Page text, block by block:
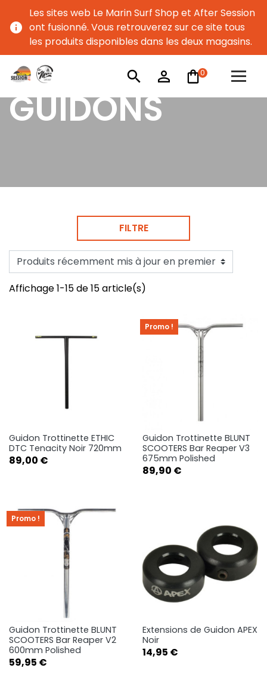
info
Les sites web Le Marin Surf Shop et After Session
ont fusionné. Vous retrouverez sur ce site tous
les produits disponibles dans les deux magasins.
search person_outline 0
GUIDONS
FILTRE
Affichage 1-15 de 15 article(s)
Guidon Trottinette ETHIC
DTC Tenacity Noir 720mm
Prix
89,00 €
Guidon Trottinette BLUNT
SCOOTERS Bar Reaper V3
675mm Polished
Prix
89,90 €
Promo !
Guidon Trottinette BLUNT
SCOOTERS Bar Reaper V2
600mm Polished
Prix
59,95 €
Promo !
Extensions de Guidon APEX
Noir
Prix
14,95 €